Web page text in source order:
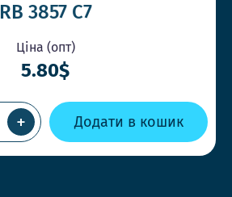
RB 3857 C7
Ціна (опт)
5.80$
+ Додати в кошик